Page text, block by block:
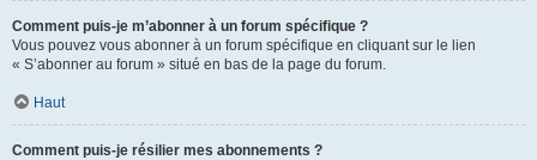
Comment puis-je m’abonner à un forum spécifique ?
Vous pouvez vous abonner à un forum spécifique en cliquant sur le lien
« S’abonner au forum » situé en bas de la page du forum.
Haut
Comment puis-je résilier mes abonnements ?